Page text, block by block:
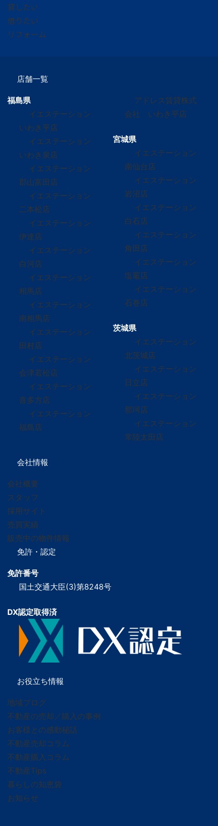
貸したい
借りたい
リフォーム
店舗一覧
福島県
イエステーション
いわき平店
イエステーション
いわき泉店
イエステーション
郡山富田店
イエステーション
二本松店
イエステーション
伊達店
イエステーション
白河店
イエステーション
相馬店
イエステーション
南相馬店
イエステーション
田村店
イエステーション
会津若松店
イエステーション
喜多方店
イエステーション
福島店
アドレス賃貸株式
会社 いわき平店
宮城県
イエステーション
南仙台店
イエステーション
岩沼店
イエステーション
白石店
イエステーション
角田店
イエステーション
塩竈店
イエステーション
石巻店
茨城県
イエステーション
北茨城店
イエステーション
日立店
イエステーション
那珂店
イエステーション
常陸太田店
会社情報
会社概要
スタッフ
採用サイト
売買実績
販売中の物件情報
免許・認定
免許番号
国土交通大臣(3)第8248号
DX認定取得済
お役立ち情報
地域ブログ
不動産の売却／購入の事例
お客様との感動秘話
不動産売却コラム
不動産購入コラム
不動産Tips
暮らしの知恵袋
お知らせ